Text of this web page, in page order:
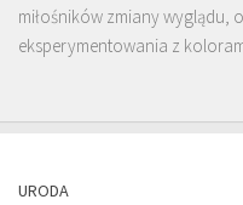
miłośników zmiany wyglądu,
eksperymentowania z
URODA